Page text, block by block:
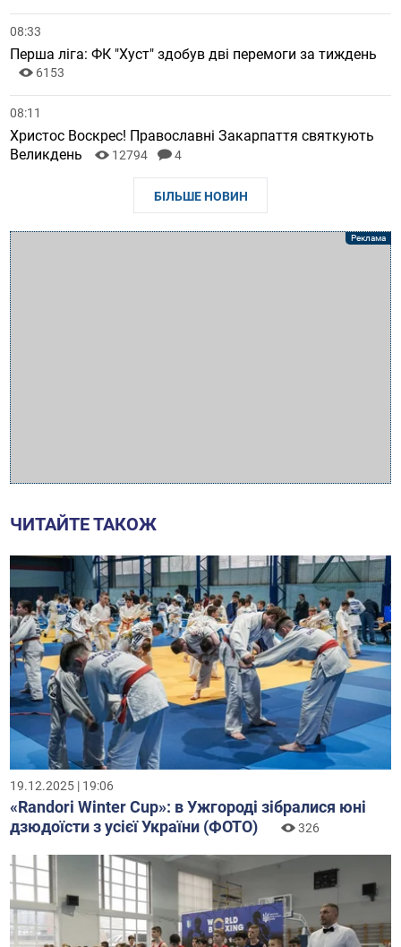
08:33
Перша ліга: ФК "Хуст" здобув дві перемоги за тиждень
6153
08:11
Христос Воскрес! Православні Закарпаття святкують
Великдень
12794 4
БІЛЬШЕ НОВИН
ЧИТАЙТЕ ТАКОЖ
19.12.2025 | 19:06
«Randori Winter Cup»: в Ужгороді зібралися юні
дзюдоїсти з усієї України (ФОТО)
326